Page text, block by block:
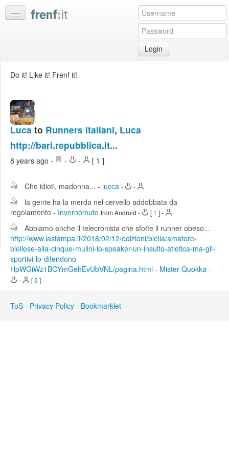
Login
My
discussions
Bookmarks
of
:LISTS
Edit
Edit
Search
Do it! Like it! Frenf it!
Luca to Runners italiani, Luca
http://bari.repubblica.it...
8 years ago - - - [ 1 ]
Che idioti, madonna... - lucca - -
la gente ha la merda nel cervello addobbata da
regolamento - Invernomuto from Android - [ 1 ]-
Abbiamo anche il telecronista che sfotte il runner obeso...
http://www.lastampa.it/2018/02/12/edizioni/biella/amatore-
biellese-alla-cinque-mulini-lo-speaker-un-insulto-atletica-ma-gli-
sportivi-lo-difendono-
HpWGiWz1BCYmGehEvUbVNL/pagina.html - Mister Quokka -
-
[3 ]
ToS - Privacy Policy - Bookmarklet